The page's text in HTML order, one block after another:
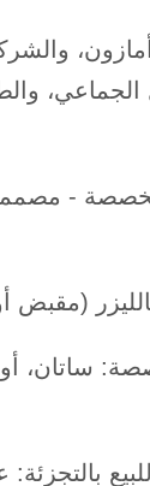
أمازون،
-
(مقبض
ساتان،
بالتجزئة: